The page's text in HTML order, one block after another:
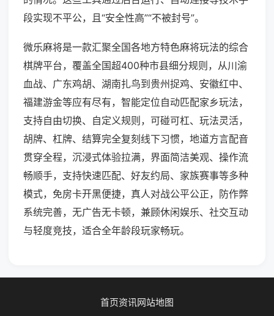
段实现不平公，且“安全性高”“不被封号”。
微乐麻将是一款汇聚全国各地方特色麻将玩法的综合
棋牌平台，覆盖全国超400种市县细分规则，从川渝
血战、广东鸡胡、湖南扎鸟到贵州捉鸡、安徽红中、
福建游金等应有尽有，智能定位自动匹配家乡玩法，
支持自由切换、自定义规则，可碰可杠、玩法灵活，
胡牌、杠牌、结算完全复刻线下习惯，地道方言配音
贯穿全程，沉浸式体验拉满，界面简洁美观、操作流
畅顺手，支持快速匹配、好友约局、家族赛事等多种
模式，免房卡开黑便捷，真人对战公平公正，防作弊
系统完善，无广告无卡顿，兼顾休闲娱乐、社交互动
与轻度竞技，适合全年龄段玩家畅玩。
首页资讯网站地图